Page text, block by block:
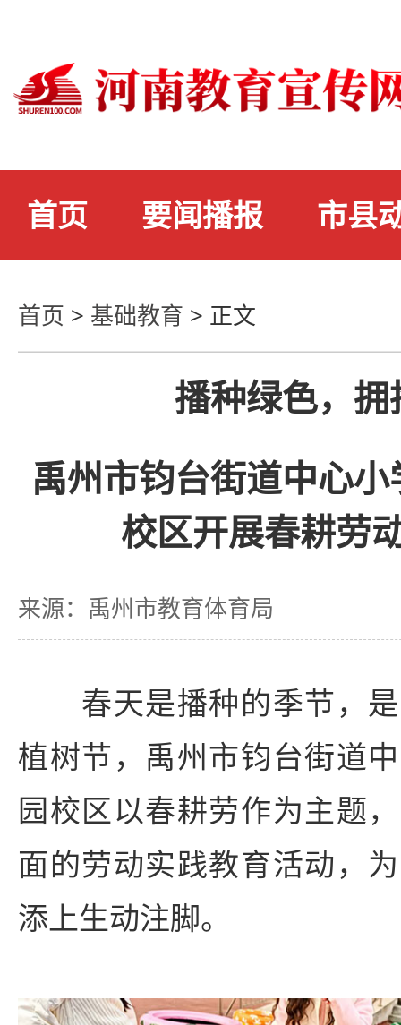
首页 要闻播报 市县
首页 > 基础教育 > 正文
播种绿色，
禹州市钧台街道中心
校区开展春耕劳
来源：禹州市教育体育局
春天是播种的季节，是
植树节，禹州市钧台街道
园校区以春耕劳作为主题
面的劳动实践教育活动，
添上生动注脚。